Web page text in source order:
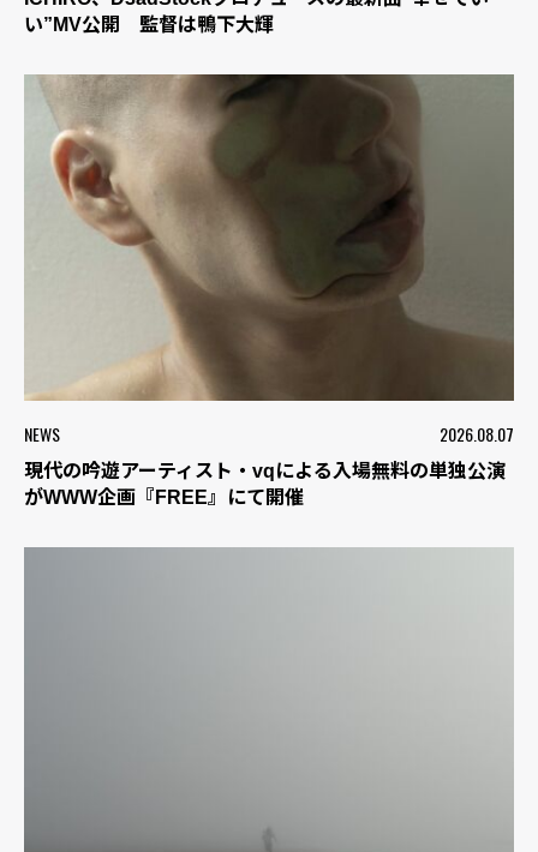
い”MV公開 監督は鴨下大輝
NEWS 2026.08.07
現代の吟遊アーティスト・vqによる入場無料の単独公演
がWWW企画『FREE』にて開催